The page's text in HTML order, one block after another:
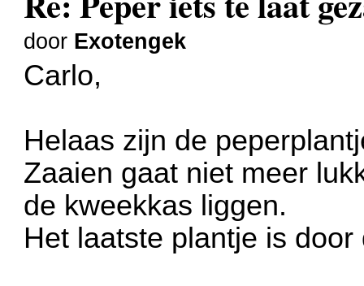
door Exotengek
Carlo,
Helaas zijn de
Zaaien gaat niet meer
de kweekkas liggen.
Het laatste plantje is